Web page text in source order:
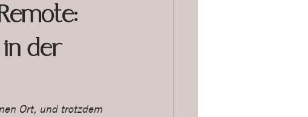
der
Ort, und trotzdem